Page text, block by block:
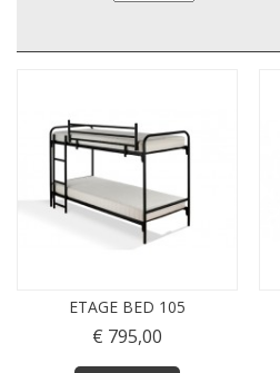
ETAGE BED 105
€ 795,00